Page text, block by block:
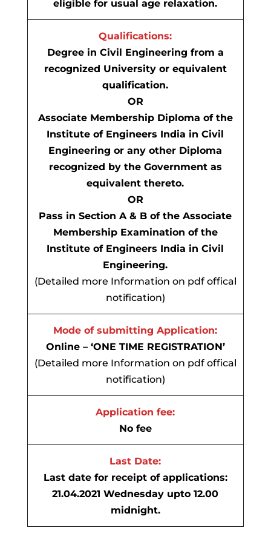
eligible for usual age relaxation.
Qualifications:
Degree in Civil Engineering from a
recognized University or equivalent
qualification.
OR
Associate Membership Diploma of the
Institute of Engineers India in Civil
Engineering or any other Diploma
recognized by the Government as
equivalent thereto.
OR
Pass in Section A & B of the Associate
Membership Examination of the
Institute of Engineers India in Civil
Engineering.
(Detailed more Information on pdf offical
notification)
Mode of submitting Application:
Online – ‘ONE TIME REGISTRATION’
(Detailed more Information on pdf offical
notification)
Application fee:
No fee
Last Date:
Last date for receipt of applications:
21.04.2021 Wednesday upto 12.00
midnight.